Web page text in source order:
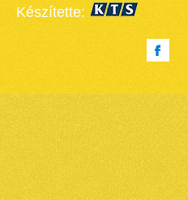
Készítette: